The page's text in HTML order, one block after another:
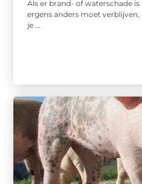
Als er brand- of waterschade
ergens anders moet
je ...